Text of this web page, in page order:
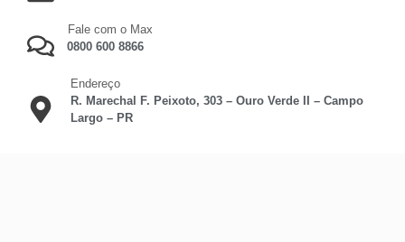
Fale com o Max
0800 600 8866
Endereço
R. Marechal F. Peixoto, 303 – Ouro Verde II – Campo
Largo – PR